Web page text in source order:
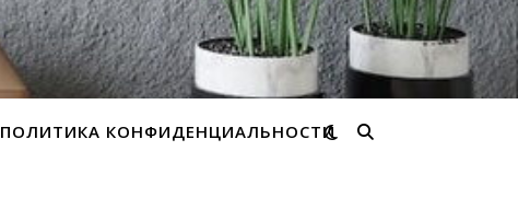
ПОЛИТИКА КОНФИДЕНЦИАЛЬНОСТИ